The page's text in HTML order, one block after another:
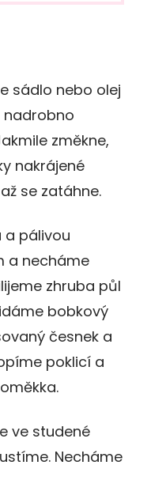
sádlo nebo olej
nadrobno
změkne,
nakrájené
se zatáhne.
a pálivou
a necháme
zhruba půl
bobkový
česnek a
poklicí a
ve studené
Necháme